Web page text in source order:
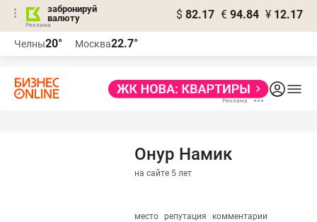
забронируй
валюту
$ 82.17 € 94.84 ¥ 12.17
Челны20° Москва22.7°
Онур Намик
на сайте 5 лет
место репутация комментарии